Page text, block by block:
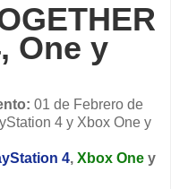
One y
01 de Febrero de
4 y Xbox One y
4, Xbox One y